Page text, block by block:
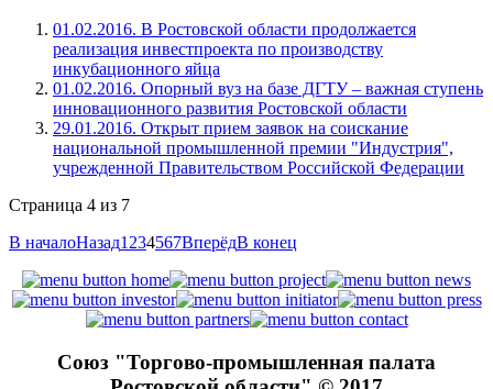
01.02.2016. В Ростовской области продолжается
реализация инвестпроекта по производству
инкубационного яйца
01.02.2016. Опорный вуз на базе ДГТУ – важная ступень
инновационного развития Ростовской области
29.01.2016. Открыт прием заявок на соискание
национальной промышленной премии "Индустрия",
учрежденной Правительством Российской Федерации
Страница 4 из 7
В началоНазад1 234567ВперёдВ конец
Союз "Торгово-промышленная палата